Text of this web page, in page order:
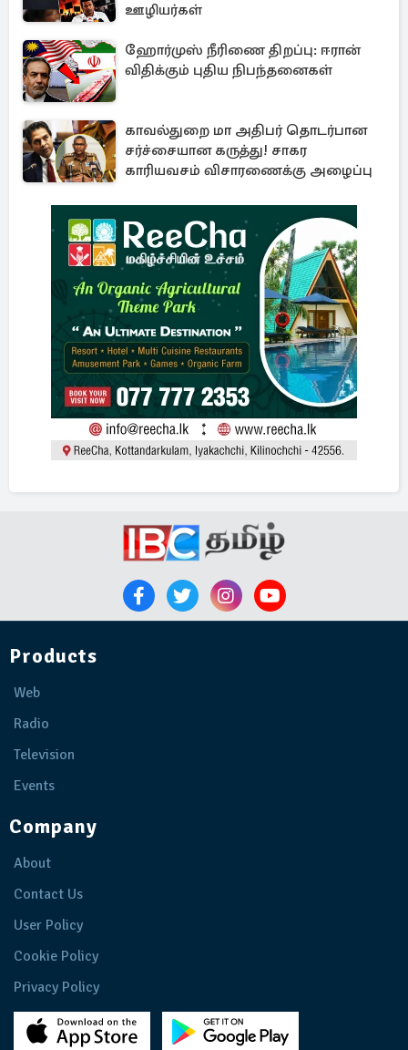
ஊழியர்கள்
ஹோர்முஸ் நீரிணை திறப்பு: ஈரான்
விதிக்கும் புதிய நிபந்தனைகள்
காவல்துறை மா அதிபர் தொடர்பான
சர்ச்சையான கருத்து! சாகர
காரியவசம் விசாரணைக்கு அழைப்பு
Products
Web
Radio
Television
Events
Company
About
Contact Us
User Policy
Cookie Policy
Privacy Policy